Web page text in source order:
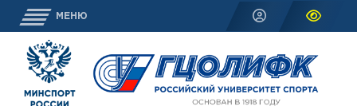
МЕНЮ